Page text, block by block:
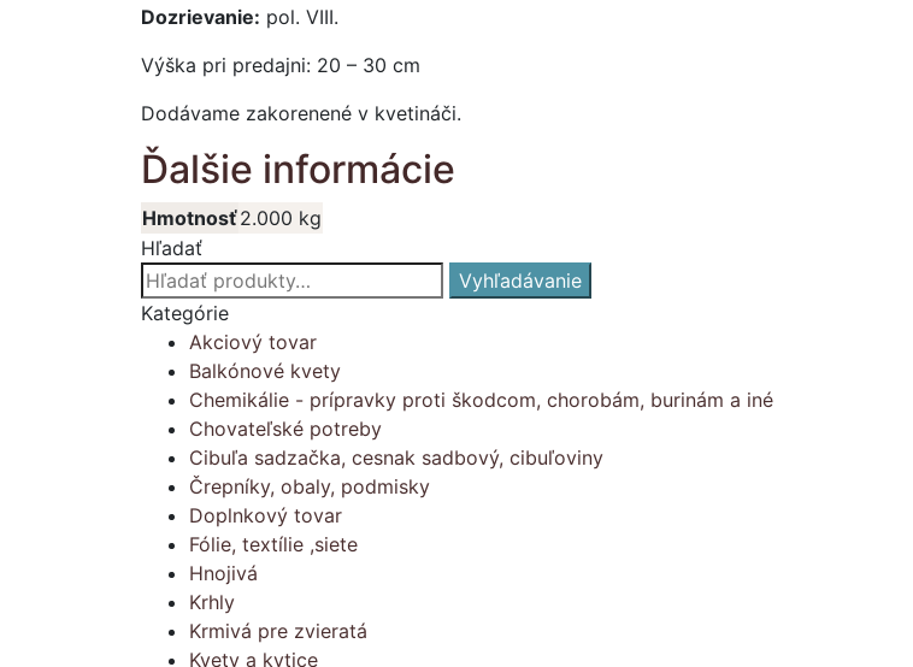
Dozrievanie: pol. VIII.
Výška pri predajni: 20 – 30 cm
Dodávame zakorenené v kvetináči.
Ďalšie informácie
Hmotnosť2.000 kg
Hľadať
Hľadať:
Vyhľadávanie
Kategórie
Akciový tovar
Balkónové kvety
Chemikálie - prípravky proti škodcom, chorobám, burinám a iné
Chovateľské potreby
Cibuľa sadzačka, cesnak sadbový, cibuľoviny
Črepníky, obaly, podmisky
Doplnkový tovar
Fólie, textílie ,siete
Hnojivá
Krhly
Krmivá pre zvieratá
Kvety a kytice